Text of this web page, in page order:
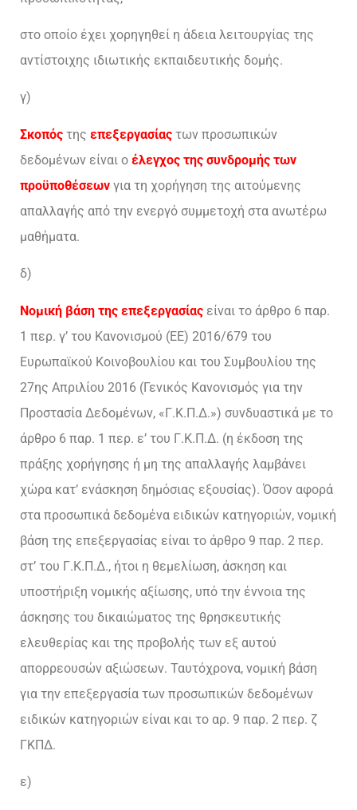
στο οποίο έχει χορηγηθεί η άδεια λειτουργίας της
αντίστοιχης ιδιωτικής εκπαιδευτικής δομής.
γ)
Σκοπός της επεξεργασίας των προσωπικών
δεδομένων είναι ο έλεγχος της συνδρομής των
προϋποθέσεων για τη χορήγηση της αιτούμενης
απαλλαγής από την ενεργό συμμετοχή στα ανωτέρω
μαθήματα.
δ)
Νομική βάση της επεξεργασίας είναι το άρθρο 6 παρ.
1 περ. γ’ του Κανονισμού (ΕΕ) 2016/679 του
Ευρωπαϊκού Κοινοβουλίου και του Συμβουλίου της
27ης Απριλίου 2016 (Γενικός Κανονισμός για την
Προστασία Δεδομένων, «Γ.Κ.Π.Δ.») συνδυαστικά με το
άρθρο 6 παρ. 1 περ. ε’ του Γ.Κ.Π.Δ. (η έκδοση της
πράξης χορήγησης ή μη της απαλλαγής λαμβάνει
χώρα κατ’ ενάσκηση δημόσιας εξουσίας). Όσον αφορά
στα προσωπικά δεδομένα ειδικών κατηγοριών, νομική
βάση της επεξεργασίας είναι το άρθρο 9 παρ. 2 περ.
στ’ του Γ.Κ.Π.Δ., ήτοι η θεμελίωση, άσκηση και
υποστήριξη νομικής αξίωσης, υπό την έννοια της
άσκησης του δικαιώματος της θρησκευτικής
ελευθερίας και της προβολής των εξ αυτού
απορρεουσών αξιώσεων. Ταυτόχρονα, νομική βάση
για την επεξεργασία των προσωπικών δεδομένων
ειδικών κατηγοριών είναι και το αρ. 9 παρ. 2 περ. ζ
ΓΚΠΔ.
ε)